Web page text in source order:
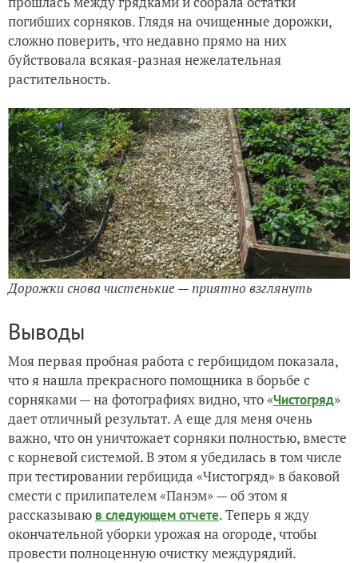
погибших сорняков. Глядя на очищенные дорожки,
сложно поверить, что недавно прямо на них
буйствовала всякая-разная нежелательная
растительность.
Дорожки снова чистенькие — приятно взглянуть
Выводы
Моя первая пробная работа с гербицидом показала,
что я нашла прекрасного помощника в борьбе с
сорняками — на фотографиях видно, что «Чистогряд»
дает отличный результат. А еще для меня очень
важно, что он уничтожает сорняки полностью, вместе
с корневой системой. В этом я убедилась в том числе
при тестировании гербицида «Чистогряд» в баковой
смести с прилипателем «Панэм» — об этом я
рассказываю в следующем отчете. Теперь я жду
окончательной уборки урожая на огороде, чтобы
провести полноценную очистку междурядий.